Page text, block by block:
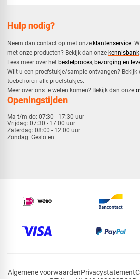
Hulp nodig?
Neem dan contact op met onze klantenservice.
met onze producten? Bekijk dan onze kennisbank.
​Lees meer over het bestelproces, bezorging en
​Wilt u een proefstukje/sample ontvangen? Bekijk
toebehoren alle proefstukjes.
​​Meer over ons te weten komen? Bekijk dan onze
Openingstijden
Ma t/m do: 07:30 - 17:30 uur
Vrijdag: 07:30 - 17:00 uur
Zaterdag: 08:00 - 12:00 uur
Zondag: Gesloten
Algemene voorwaardenPrivacystatement